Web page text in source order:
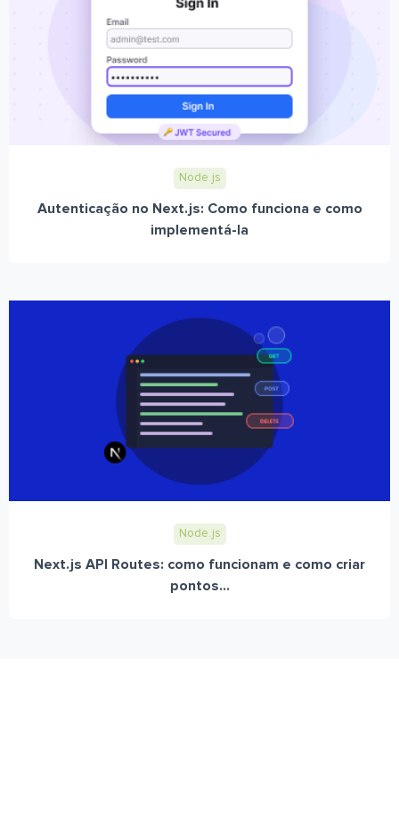
Node.js
Autenticação no Next.js: Como funciona e como
implementá-la
Node.js
Next.js API Routes: como funcionam e como criar
pontos...